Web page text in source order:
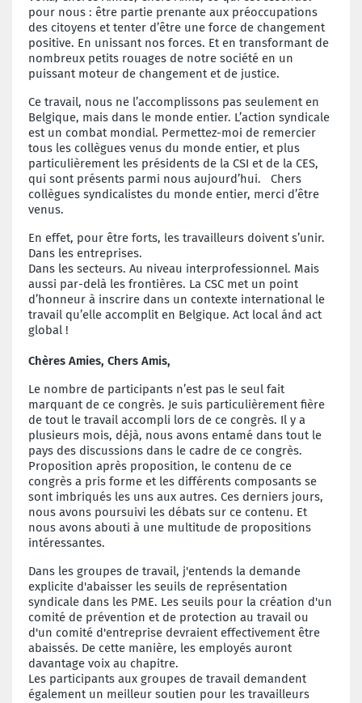
pour nous : être partie prenante aux préoccupations
des citoyens et tenter d’être une force de changement
positive. En unissant nos forces. Et en transformant de
nombreux petits rouages de notre société en un
puissant moteur de changement et de justice.
Ce travail, nous ne l’accomplissons pas seulement en
Belgique, mais dans le monde entier. L’action syndicale
est un combat mondial. Permettez-moi de remercier
tous les collègues venus du monde entier, et plus
particulièrement les présidents de la CSI et de la CES,
qui sont présents parmi nous aujourd’hui. Chers
collègues syndicalistes du monde entier, merci d’être
venus.
En effet, pour être forts, les travailleurs doivent s’unir.
Dans les entreprises.
Dans les secteurs. Au niveau interprofessionnel. Mais
aussi par-delà les frontières. La CSC met un point
d’honneur à inscrire dans un contexte international le
travail qu’elle accomplit en Belgique. Act local ánd act
global !
Chères Amies, Chers Amis,
Le nombre de participants n’est pas le seul fait
marquant de ce congrès. Je suis particulièrement fière
de tout le travail accompli lors de ce congrès. Il y a
plusieurs mois, déjà, nous avons entamé dans tout le
pays des discussions dans le cadre de ce congrès.
Proposition après proposition, le contenu de ce
congrès a pris forme et les différents composants se
sont imbriqués les uns aux autres. Ces derniers jours,
nous avons poursuivi les débats sur ce contenu. Et
nous avons abouti à une multitude de propositions
intéressantes.
Dans les groupes de travail, j'entends la demande
explicite d'abaisser les seuils de représentation
syndicale dans les PME. Les seuils pour la création d'un
comité de prévention et de protection au travail ou
d'un comité d'entreprise devraient effectivement être
abaissés. De cette manière, les employés auront
davantage voix au chapitre.
Les participants aux groupes de travail demandent
également un meilleur soutien pour les travailleurs